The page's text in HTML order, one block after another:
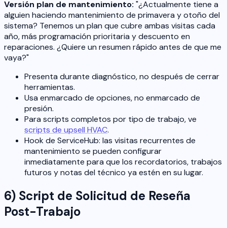
Versión plan de mantenimiento: "¿Actualmente tiene a
alguien haciendo mantenimiento de primavera y otoño del
sistema? Tenemos un plan que cubre ambas visitas cada
año, más programación prioritaria y descuento en
reparaciones. ¿Quiere un resumen rápido antes de que me
vaya?"
Presenta durante diagnóstico, no después de cerrar
herramientas.
Usa enmarcado de opciones, no enmarcado de
presión.
Para scripts completos por tipo de trabajo, ve
scripts de upsell HVAC.
Hook de ServiceHub: las visitas recurrentes de
mantenimiento se pueden configurar
inmediatamente para que los recordatorios, trabajos
futuros y notas del técnico ya estén en su lugar.
6) Script de Solicitud de Reseña
Post-Trabajo